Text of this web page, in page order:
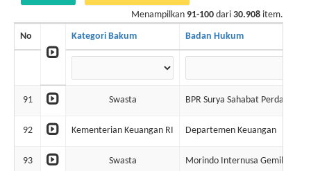
Menampilkan 91-100 dari 30.908 item.
No Kategori Bakum Badan Hukum
91 Swasta BPR Surya Sahabat Perdana
92 Kementerian Keuangan RI Departemen Keuangan
93 Swasta Morindo Internusa Gemilang